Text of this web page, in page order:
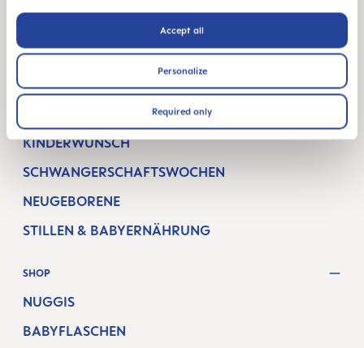
Accept all
Personalize
Required only
Austria
FOLGE UNS
FACEBOOK
INSTAGRAM
YOUTUBE
KINDERWUNSCH
SCHWANGERSCHAFTSWOCHEN
NEUGEBORENE
STILLEN & BABYERNÄHRUNG
SHOP
NUGGIS
BABYFLASCHEN